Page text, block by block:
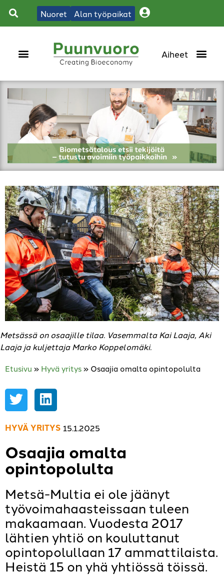
Nuoret Alan työpaikat
Metsässä on osaajille tilaa. Vasemmalta Kai Laaja, Aki
Laaja ja kuljettaja Marko Koppelomäki.
Etusivu » Hyvä yritys» Osaajia omalta opintopolulta
HYVÄ YRITYS 15.1.2025
Osaajia omalta
opintopolulta
Metsä-Multia ei ole jäänyt
työvoimahaasteissaan tuleen
makaamaan. Vuodesta 2017
lähtien yhtiö on kouluttanut
opintopolullaan 17 ammattilaista.
Heistä 15 on yhä yhtiössä töissä.